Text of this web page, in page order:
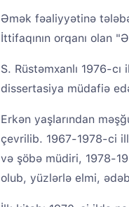
Əmək fəaliyyətinə
İttifaqının orqanı olan
S. Rüstəmxanlı 1976-
dissertasiya müdafiə
Erkən yaşlarından
çevrilib. 1967-1978-ci
və şöbə müdiri, 1978-
olub, yüzlərlə elmi,